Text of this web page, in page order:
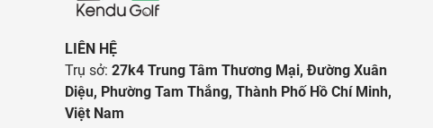
LIÊN HỆ
Trụ sở: 27k4 Trung Tâm Thương Mại, Đường Xuân
Diệu, Phường Tam Thắng, Thành Phố Hồ Chí Minh,
Việt Nam